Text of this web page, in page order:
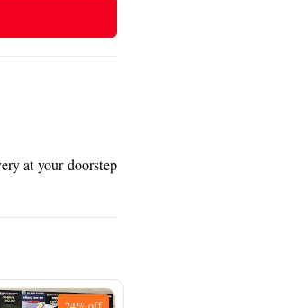
at your doorstep
24%off